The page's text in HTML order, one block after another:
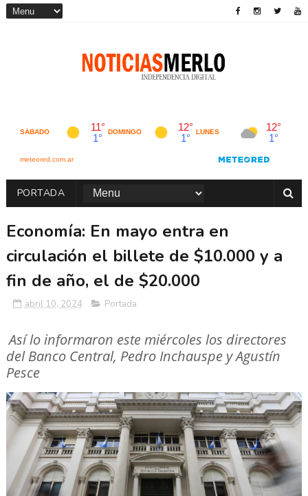
PORTADA
Economía: En mayo entra en
circulación el billete de $10.000 y a
fin de año, el de $20.000
abril 10, 2024 Portada
Así lo informaron este miércoles los directores
del Banco Central, Pedro Inchauspe y Agustín
Pesce